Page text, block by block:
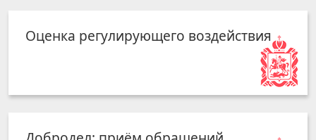
Оценка регулирующего воздействия